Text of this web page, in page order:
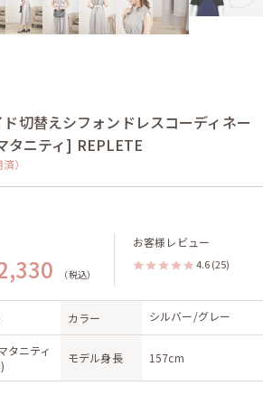
切替えシフォンドレスコーディネー
タニティ] REPLETE
）
（税込）
お客様レビュー
4.6(25)
カラー シルバー/グレー
タニティ
モデル身長 157cm